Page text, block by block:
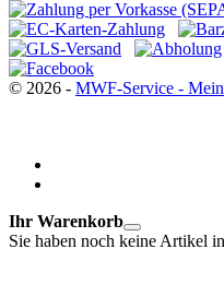
© 2026 - MWF-Service -
Ihr Warenkorb
Sie haben noch keine Artikel